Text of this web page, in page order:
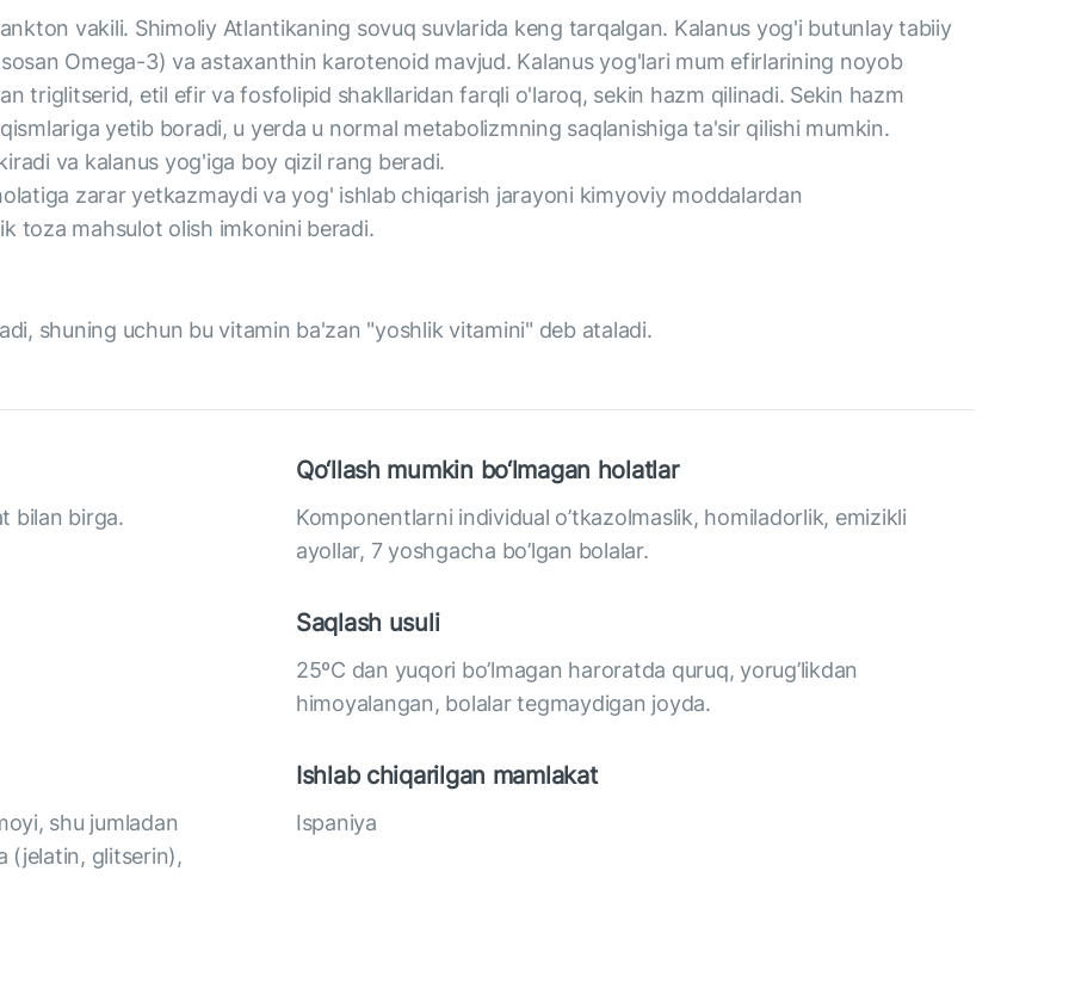
vakili. Shimoliy Atlantikaning sovuq suvlarida keng tarqalgan. Kalanus yog'i butunlay tabiiy
Omega-3) va astaxanthin karotenoid mavjud. Kalanus yog'lari mum efirlarining noyob
triglitserid, etil efir va fosfolipid shakllaridan farqli o'laroq, sekin hazm qilinadi. Sekin hazm
yetib boradi, u yerda u normal metabolizmning saqlanishiga ta'sir qilishi mumkin.
va kalanus yog'iga boy qizil rang beradi.
zarar yetkazmaydi va yog' ishlab chiqarish jarayoni kimyoviy moddalardan
toza mahsulot olish imkonini beradi.
shuning uchun bu vitamin ba'zan "yoshlik vitamini" deb ataladi.
bilan birga.
Qo‘llash mumkin bo‘lmagan holatlar
Komponentlarni individual o’tkazolmaslik, homiladorlik, emizikli
ayollar, 7 yoshgacha bo’lgan bolalar.
Saqlash usuli
25ºС dan yuqori bo’lmagan haroratda quruq, yorug’likdan
himoyalangan, bolalar tegmaydigan joyda.
shu jumladan
(jelatin, glitserin),
Ishlab chiqarilgan mamlakat
Ispaniya